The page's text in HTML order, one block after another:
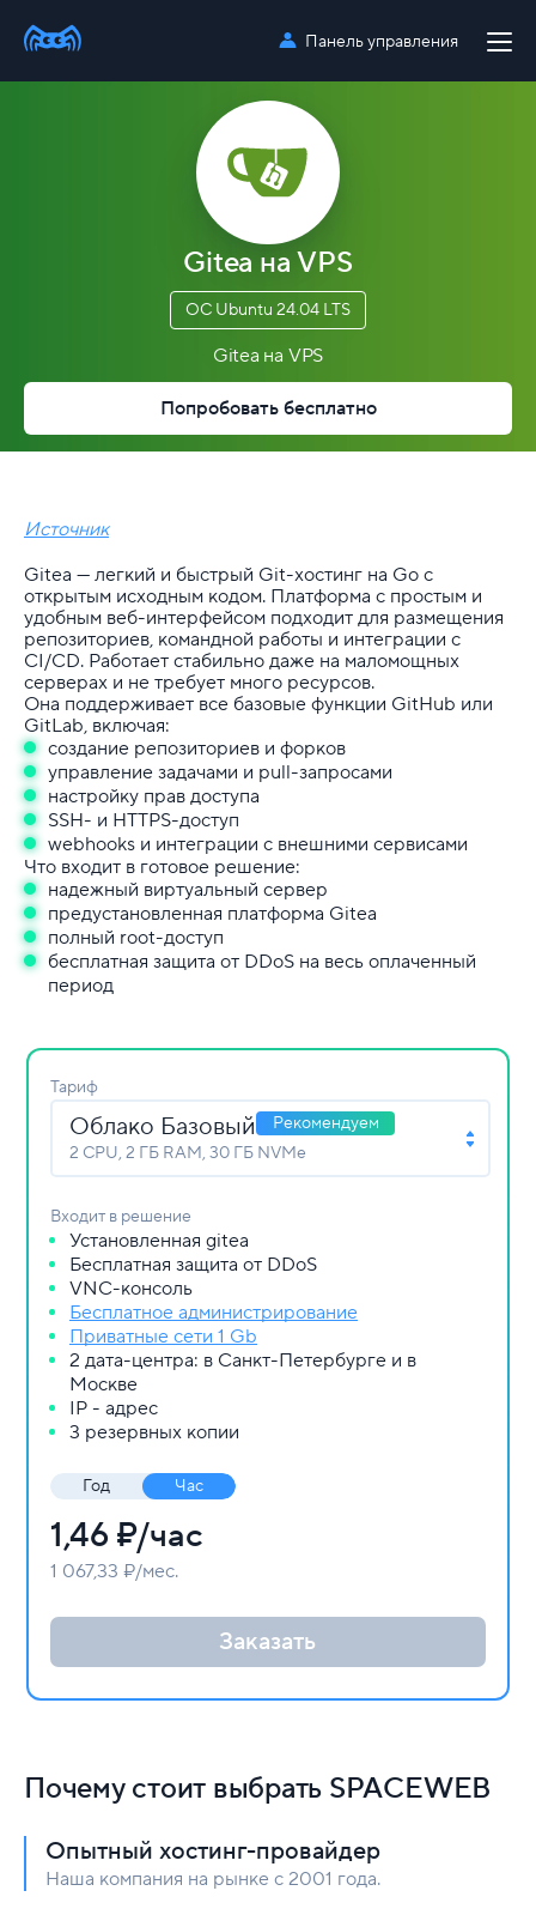
Панель управления
Gitea на VPS
ОС Ubuntu 24.04 LTS
Gitea на VPS
Попробовать бесплатно
Источник
Gitea — легкий и быстрый Git-хостинг на Go с
открытым исходным кодом. Платформа с простым и
удобным веб-интерфейсом подходит для размещения
репозиториев, командной работы и интеграции с
CI/CD. Работает стабильно даже на маломощных
серверах и не требует много ресурсов.
Она поддерживает все базовые функции GitHub или
GitLab, включая:
создание репозиториев и форков
управление задачами и pull-запросами
настройку прав доступа
SSH- и HTTPS-доступ
webhooks и интеграции с внешними сервисами
Что входит в готовое решение:
надежный виртуальный сервер
предустановленная платформа Gitea
полный root-доступ
бесплатная защита от DDoS на весь оплаченный
период
Тариф
Облако Базовый
Рекомендуем
2 СPU, 2 ГБ RAM, 30 ГБ NVMe
Входит в решение
Установленная gitea
Бесплатная защита от DDoS
VNC-консоль
Бесплатное администрирование
Приватные сети 1 Gb
2 дата-центра: в Санкт-Петербурге и в
Москве
IP - адрес
3 резервных копии
Год Час
1,46 ₽/час
1 067,33 ₽/мес.
Заказать
Почему стоит выбрать SPACEWEB
Опытный хостинг-провайдер
Наша компания на рынке с 2001 года.